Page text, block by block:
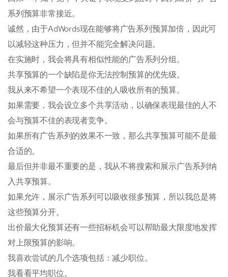
系列预算非常接近。
诚然，由于AdWords现在能够将广告系列预算加倍，因此可
以减轻这种压力，但并不能完全解决问题。
在实施时，我会将具有相似性能的广告系列分组。
共享预算的一个缺陷是你无法控制预算的优先级。
我从来不希望一个表现不佳的人吸收所有的预算。
如果需要，我会设立多个共享活动，以确保表现最佳的人不
会与预算不佳的表现者竞争。
如果所有广告系列的效果不一致，那么共享预算可能不是最
合适的。
最后但并非最不重要的是，我从不将搜索和展示广告系列纳
入共享预算。
如果允许，展示广告系列可以吸收很多预算，所以我总是将
这些预算分开。
出价最大化预算还有一些招标机会可以帮助最大限度地发挥
对上限预算的影响。
我喜欢尝试的几个选项包括：减少职位。
我看看平均职位。